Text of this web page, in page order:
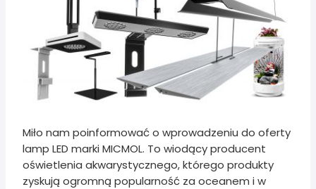
Miło nam poinformować o wprowadzeniu do oferty
lamp LED marki MICMOL. To wiodący producent
oświetlenia akwarystycznego, którego produkty
zyskują ogromną popularność za oceanem i w